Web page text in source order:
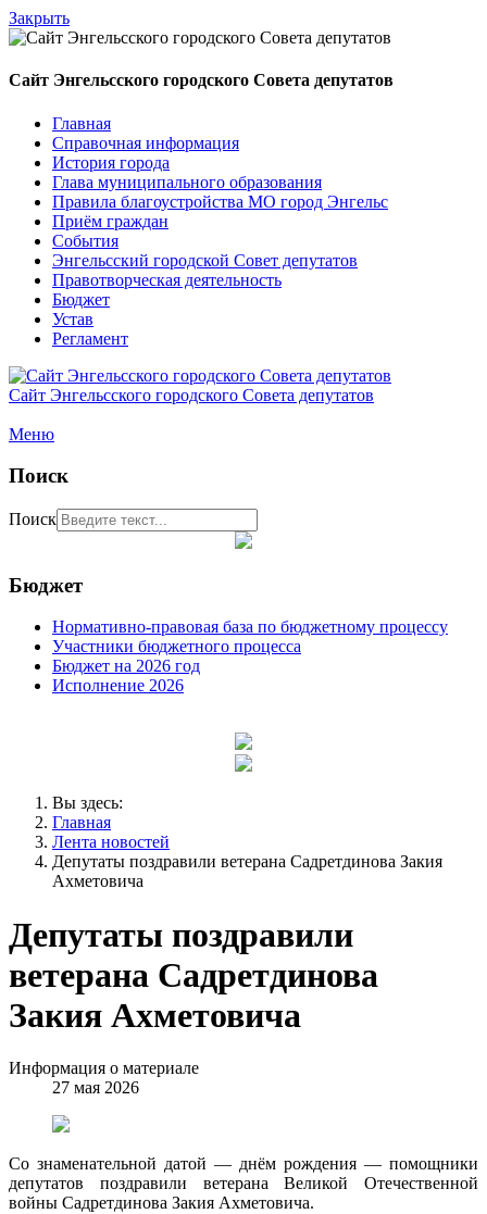
Закрыть
Сайт Энгельсского городского Совета депутатов
Главная
Справочная информация
История города
Глава муниципального образования
Правила благоустройства МО город Энгельс
Приём граждан
События
Энгельсский городской Совет депутатов
Правотворческая деятельность
Бюджет
Устав
Регламент
Сайт Энгельсского городского Совета депутатов
Меню
Поиск
Поиск
Бюджет
Нормативно-правовая база по бюджетному процессу
Участники бюджетного процесса
Бюджет на 2026 год
Исполнение 2026
Вы здесь:
Главная
Лента новостей
Депутаты поздравили ветерана Садретдинова Закия
Ахметовича
Депутаты поздравили
ветерана Садретдинова
Закия Ахметовича
Информация о материале
27 мая 2026
Со знаменательной датой — днём рождения — помощники
депутатов поздравили ветерана Великой Отечественной
войны Садретдинова Закия Ахметовича.